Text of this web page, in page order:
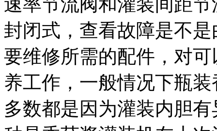
速率节流阀和灌装间距
封闭式，查看故障是不
要维修所需的配件，对
养工作，一般情况下瓶
多数都是因为灌装内胆